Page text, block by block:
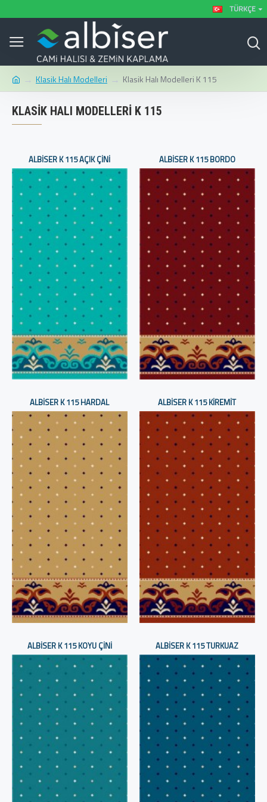
TÜRKÇE
Klasik Halı Modelleri Klasik Halı Modelleri K 115
KLASIK HALI MODELLERI K 115
ALBISER K 115 AÇIK ÇINI ALBISER K 115 BORDO
ALBISER K 115 HARDAL ALBISER K 115 KIREMIT
ALBISER K 115 KOYU ÇINI ALBISER K 115 TURKUAZ